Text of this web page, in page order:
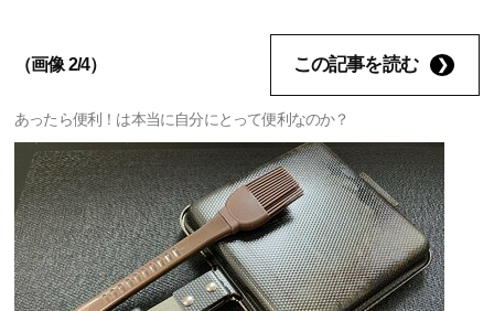
（画像 2/4） この記事を読む
あったら便利！は本当に自分にとって便利なのか？